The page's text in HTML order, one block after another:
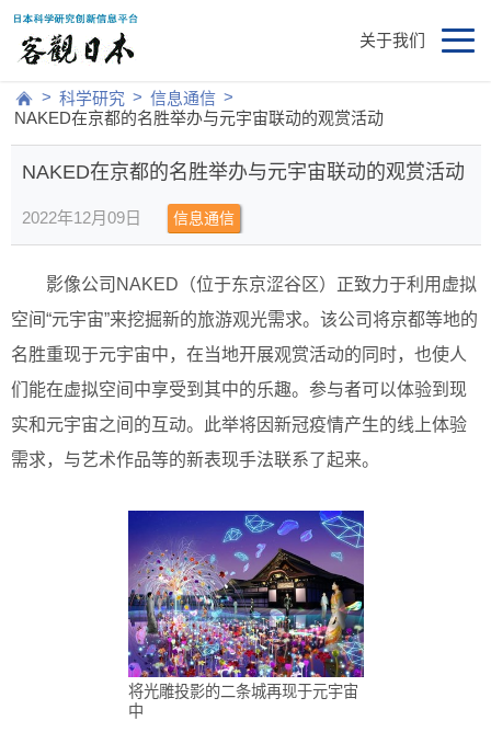
关于我们
> 科学研究 > 信息通信 >
NAKED在京都的名胜举办与元宇宙联动的观赏活动
NAKED在京都的名胜举办与元宇宙联动的观赏活动
2022年12月09日 信息通信
影像公司NAKED（位于东京涩谷区）正致力于利用虚拟
空间“元宇宙”来挖掘新的旅游观光需求。该公司将京都等地的
名胜重现于元宇宙中，在当地开展观赏活动的同时，也使人
们能在虚拟空间中享受到其中的乐趣。参与者可以体验到现
实和元宇宙之间的互动。此举将因新冠疫情产生的线上体验
需求，与艺术作品等的新表现手法联系了起来。
将光雕投影的二条城再现于元宇宙
中